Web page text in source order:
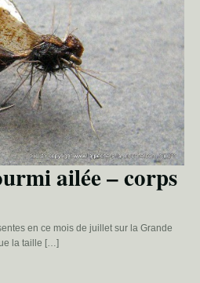
ailée – corps
en ce mois de juillet sur la Grande
la taille […]